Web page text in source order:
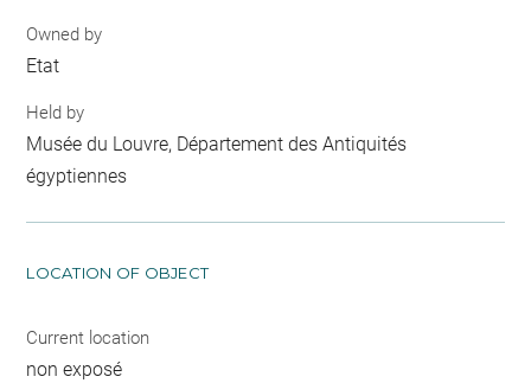
Owned by
Etat
Held by
Musée du Louvre, Département des Antiquités
égyptiennes
LOCATION OF OBJECT
Current location
non exposé